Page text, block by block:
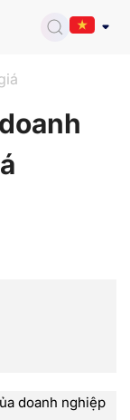
doanh nghiệp